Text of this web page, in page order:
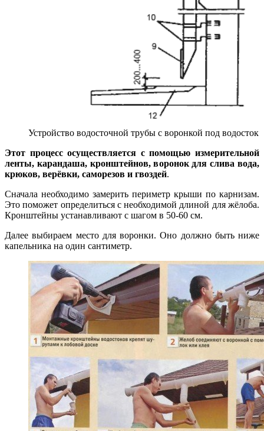
Устройство водосточной трубы с воронкой под водосток
Этот процесс осуществляется с помощью измерительной
ленты, карандаша, кронштейнов, воронок для слива вода,
крюков, верёвки, саморезов и гвоздей.
Сначала необходимо замерить периметр крыши по карнизам.
Это поможет определиться с необходимой длиной для жёлоба.
Кронштейны устанавливают с шагом в 50-60 см.
Далее выбираем место для воронки. Оно должно быть ниже
капельника на один сантиметр.